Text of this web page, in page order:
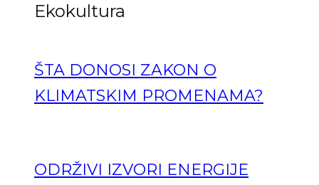
Ekokultura
ŠTA DONOSI ZAKON O
KLIMATSKIM PROMENAMA?
ODRŽIVI IZVORI ENERGIJE